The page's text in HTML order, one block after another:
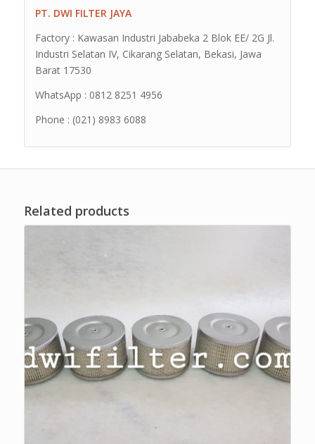
PT. DWI FILTER JAYA
Factory : Kawasan Industri Jababeka 2 Blok EE/ 2G Jl.
Industri Selatan IV, Cikarang Selatan, Bekasi, Jawa
Barat 17530
WhatsApp : 0812 8251 4956
Phone : (021) 8983 6088
Related products